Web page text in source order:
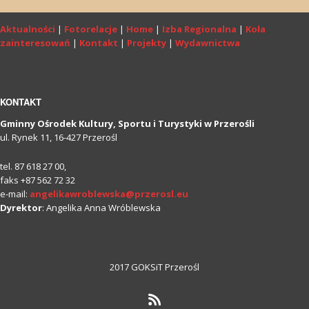
Aktualności | Fotorelacje | Home | Izba Regionalna | Koła
zainteresowań | Kontakt | Projekty | Wydawnictwa
KONTAKT
Gminny Ośrodek Kultury, Sportu i Turystyki w Przerośli
ul. Rynek 11, 16-427 Przerośl
tel. 87 618 27 00,
faks +87 562 72 32
e-mail: angelikawroblewska@przerosl.eu
Dyrektor: Angelika Anna Wróblewska
2017 GOKSiT Przerośl